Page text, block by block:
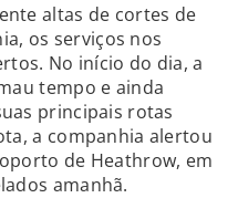
altas de cortes de
os serviços nos
No início do dia, a
tempo e ainda
principais rotas
a companhia alertou
de Heathrow, em
amanhã.